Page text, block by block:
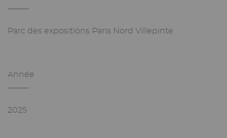
Parc des expositions Paris Nord Villepinte
Année
2025